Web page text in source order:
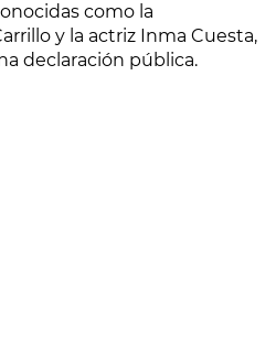
como la
y la actriz Inma Cuesta,
declaración pública.